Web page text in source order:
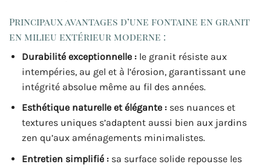
Principaux avantages d’une fontaine en granit
en milieu extérieur moderne :
Durabilité exceptionnelle :le granit résiste aux
intempéries, au gel et à l’érosion, garantissant une
intégrité absolue même au fil des années.
Esthétique naturelle et élégante :ses nuances et
textures uniques s’adaptent aussi bien aux jardins
zen qu’aux aménagements minimalistes.
Entretien simplifié :sa surface solide repousse les